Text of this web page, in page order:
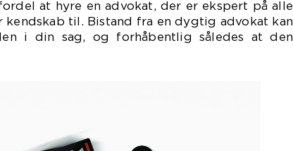
at hyre en advokat, der er ekspert på alle
kendskab til. Bistand fra en dygtig advokat kan
i din sag, og forhåbentlig således at den